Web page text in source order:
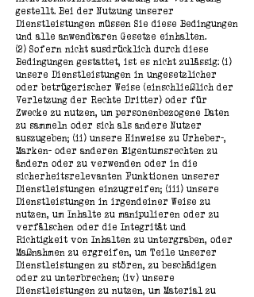
gestellt. Bei der Nutzung unserer
Dienstleistungen müssen Sie diese Bedingungen
und alle anwendbaren Gesetze einhalten.
(2) Sofern nicht ausdrücklich durch diese
Bedingungen gestattet, ist es nicht zulässig: (i)
unsere Dienstleistungen in ungesetzlicher
oder betrügerischer Weise (einschließlich der
Verletzung der Rechte Dritter) oder für
Zwecke zu nutzen, um personenbezogene Daten
zu sammeln oder sich als andere Nutzer
auszugeben; (ii) unsere Hinweise zu Urheber-,
Marken- oder anderen Eigentumsrechten zu
ändern oder zu verwenden oder in die
sicherheitsrelevanten Funktionen unserer
Dienstleistungen einzugreifen; (iii) unsere
Dienstleistungen in irgendeiner Weise zu
nutzen, um Inhalte zu manipulieren oder zu
verfälschen oder die Integrität und
Richtigkeit von Inhalten zu untergraben, oder
Maßnahmen zu ergreifen, um Teile unserer
Dienstleistungen zu stören, zu beschädigen
oder zu unterbrechen; (iv) unsere
Dienstleistungen zu nutzen, um Material zu